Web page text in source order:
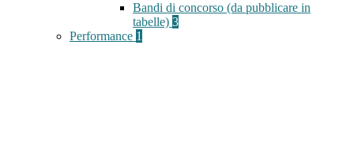
Bandi di concorso (da pubblicare in
tabelle) 3
Performance 1